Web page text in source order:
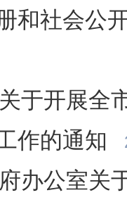
和社会公
于开展全
作的通知
办公室关